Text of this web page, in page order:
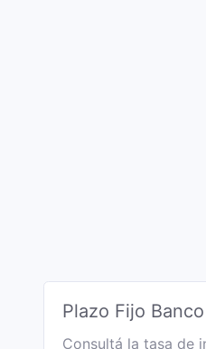
Plazo Fijo
Consultá la tasa de